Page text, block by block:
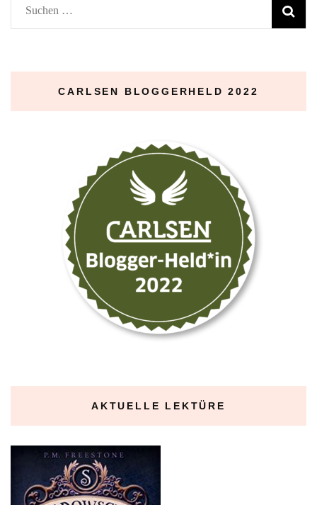
Suchen
nach:
CARLSEN BLOGGERHELD 2022
AKTUELLE LEKTÜRE